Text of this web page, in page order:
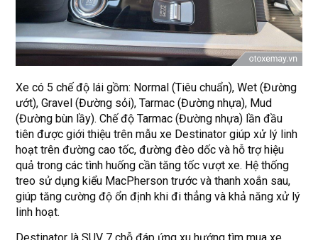
Xe có 5 chế độ lái gồm: Normal (Tiêu chuẩn), Wet (Đường
ướt), Gravel (Đường sỏi), Tarmac (Đường nhựa), Mud
(Đường bùn lầy). Chế độ Tarmac (Đường nhựa) lần đầu
tiên được giới thiệu trên mẫu xe Destinator giúp xử lý linh
hoạt trên đường cao tốc, đường đèo dốc và hỗ trợ hiệu
quả trong các tình huống cần tăng tốc vượt xe. Hệ thống
treo sử dụng kiểu MacPherson trước và thanh xoắn sau,
giúp tăng cường độ ổn định khi đi thẳng và khả năng xử lý
linh hoạt.